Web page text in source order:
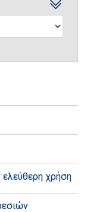
χρήση